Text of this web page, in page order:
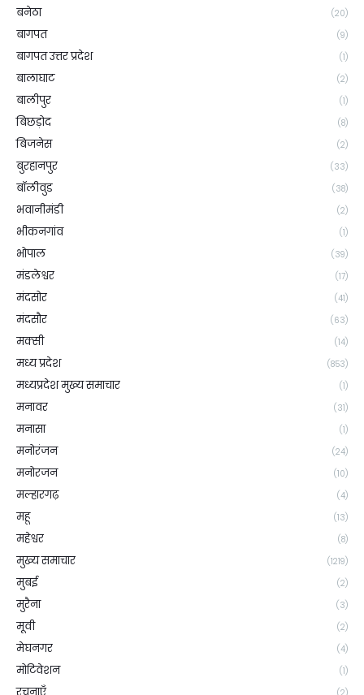
बनेठा (20)
बागपत (9)
बागपत उत्तर प्रदेश (1)
बालाघाट (2)
बालीपुर (1)
बिछड़ोद (8)
बिजनेस (2)
बुरहानपुर (33)
बॉलीवुड (38)
भवानीमंडी (2)
भीकनगांव (1)
भोपाल (39)
मंडलेश्वर (17)
मंदसोर (41)
मंदसौर (63)
मक्सी (14)
मध्य प्रदेश (853)
मध्यप्रदेश मुख्य समाचार (1)
मनावर (31)
मनासा (1)
मनोरंजन (24)
मनोरजन (10)
मल्हारगढ़ (4)
महू (13)
महेश्वर (8)
मुख्य समाचार (1219)
मुबई (2)
मुरैना (3)
मूवी (2)
मेघनगर (4)
मोटिवेशन (1)